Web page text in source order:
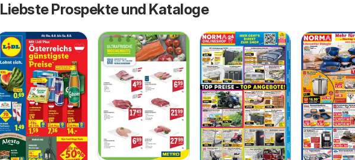
Liebste Prospekte und Kataloge